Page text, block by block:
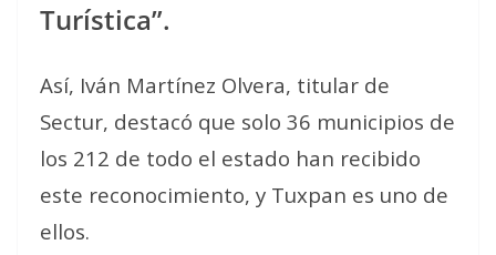
Turística”.
Así, Iván Martínez Olvera, titular de
Sectur, destacó que solo 36 municipios de
los 212 de todo el estado han recibido
este reconocimiento, y Tuxpan es uno de
ellos.